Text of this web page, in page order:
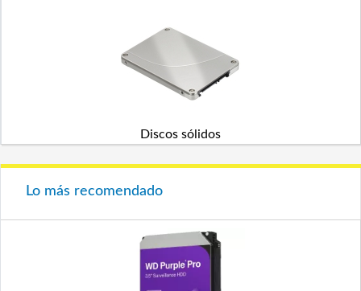
Discos sólidos
Lo más recomendado